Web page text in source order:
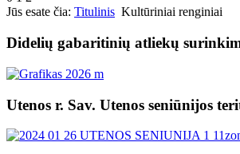
Jūs esate čia: Titulinis Kultūriniai renginiai
Didelių gabaritinių atliekų
Utenos r. Sav. Utenos seniūnijos